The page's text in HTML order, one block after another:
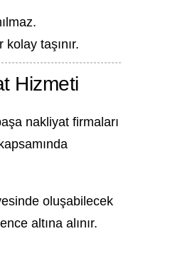
taşınır.
Hizmeti
nakliyat firmaları
oluşabilecek
altına alınır.